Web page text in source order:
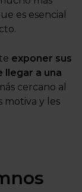
es esencial
exponer sus
llegar a una
cercano al
motiva y les